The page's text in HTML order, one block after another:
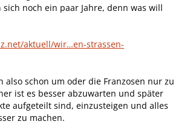
noch ein paar Jahre, denn was will
aktuell/wir…en-strassen-
also schon um oder die Franzosen nur zu
ist es besser abzuwarten und später
aufgeteilt sind, einzusteigen und alles
zu machen.